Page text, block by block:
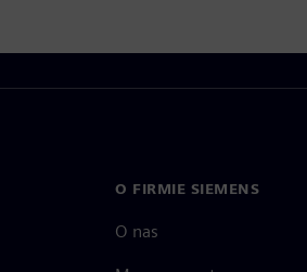
O FIRMIE SIEMENS
O nas